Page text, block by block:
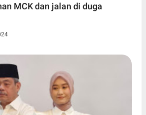
MCK dan jalan di duga